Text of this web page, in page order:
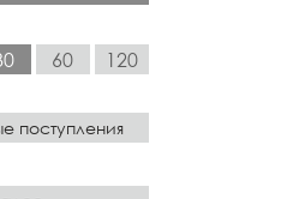
60 120
поступления